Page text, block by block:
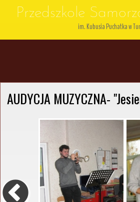
Przedszkole
im. Kubusia Puchatka w
AUDYCJA MUZYCZNA-